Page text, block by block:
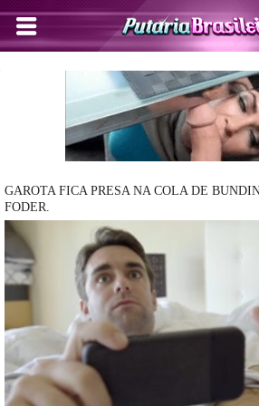
GAROTA FICA PRESA NA COLA DE
FODER.